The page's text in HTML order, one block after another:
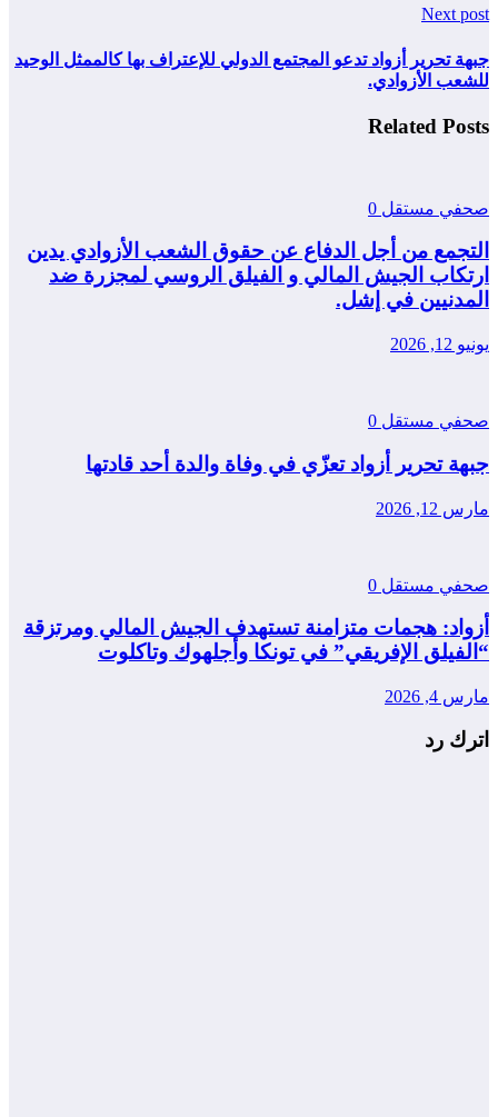
Next post
جبهة تحرير أزواد تدعو المجتمع الدولي للإعتراف بها كالممثل الوحيد
للشعب الأزوادي.
Related Posts
صحفي مستقل 0
التجمع من أجل الدفاع عن حقوق الشعب الأزوادي يدين
ارتكاب الجيش المالي و الفيلق الروسي لمجزرة ضد
المدنيين في إشل.
يونيو 12, 2026
صحفي مستقل 0
جبهة تحرير أزواد تعزّي في وفاة والدة أحد قادتها
مارس 12, 2026
صحفي مستقل 0
أزواد: هجمات متزامنة تستهدف الجيش المالي ومرتزقة
“الفيلق الإفريقي” في تونكا وأجلهوك وتاكلوت
مارس 4, 2026
اترك رد